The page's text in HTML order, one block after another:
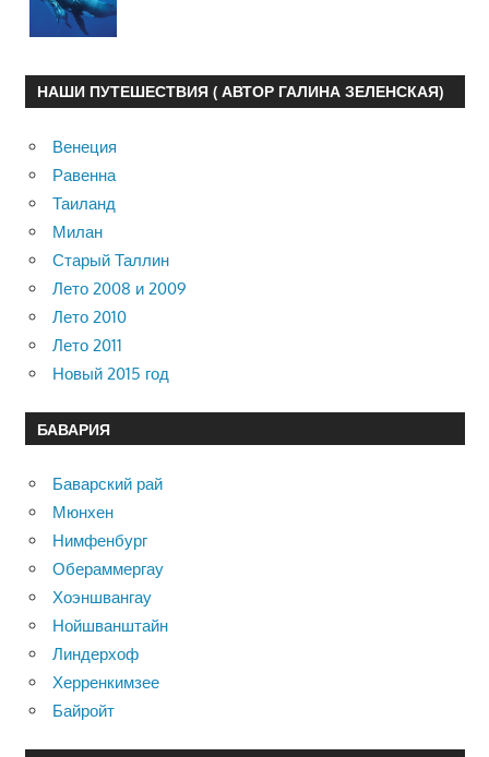
НАШИ ПУТЕШЕСТВИЯ ( АВТОР ГАЛИНА ЗЕЛЕНСКАЯ)
Венеция
Равенна
Таиланд
Милан
Старый Таллин
Лето 2008 и 2009
Лето 2010
Лето 2011
Новый 2015 год
БАВАРИЯ
Баварский рай
Мюнхен
Нимфенбург
Обераммергау
Хоэншвангау
Нойшванштайн
Линдерхоф
Херренкимзее
Байройт